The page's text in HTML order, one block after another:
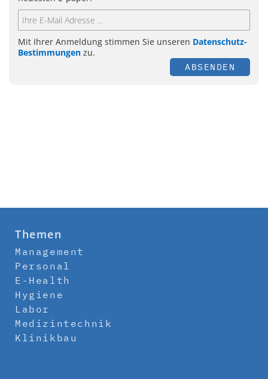
Mit Ihrer Anmeldung stimmen Sie unseren Datenschutz-
Bestimmungen zu.
ABSENDEN
Themen
Management
Personal
E-Health
Hygiene
Labor
Medizintechnik
Klinikbau